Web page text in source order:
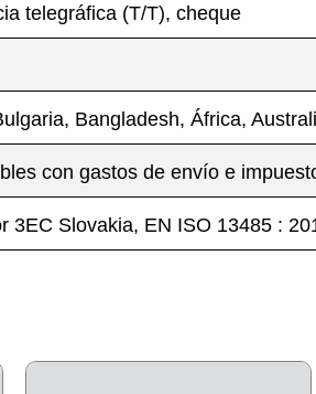
telegráfica (T/T), cheque
Bangladesh, África,
con gastos de envío e
3EC Slovakia, EN ISO 13485 :